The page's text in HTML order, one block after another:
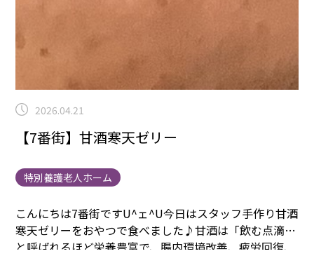
2026.04.21
【7番街】甘酒寒天ゼリー
特別養護老人ホーム
こんにちは7番街ですU^ェ^U今日はスタッフ手作り甘酒
寒天ゼリーをおやつで食べました♪甘酒は「飲む点滴」
と呼ばれるほど栄養豊富で、腸内環境改善、疲労回復、